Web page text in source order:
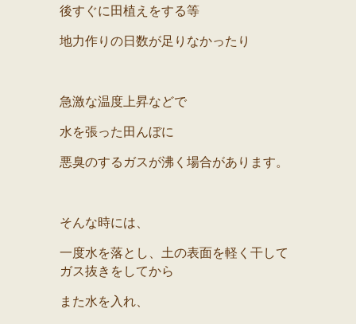
後すぐに田植えをする等
地力作りの日数が足りなかったり
急激な温度上昇などで
水を張った田んぼに
悪臭のするガスが沸く場合があります。
そんな時には、
一度水を落とし、土の表面を軽く干して
ガス抜きをしてから
また水を入れ、